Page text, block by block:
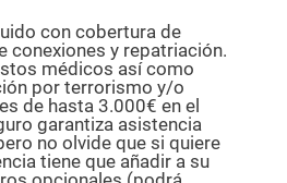
con cobertura de
conexiones y repatriación.
médicos así como
por terrorismo y/o
de hasta 3.000€ en el
garantiza asistencia
no olvide que si quiere
tiene que añadir a su